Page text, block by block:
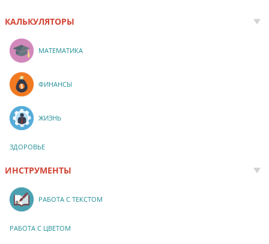
КАЛЬКУЛЯТОРЫ
МАТЕМАТИКА
ФИНАНСЫ
ЖИЗНЬ
ЗДОРОВЬЕ
ИНСТРУМЕНТЫ
РАБОТА С ТЕКСТОМ
РАБОТА С ЦВЕТОМ